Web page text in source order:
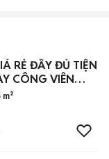
RẺ ĐẦY ĐỦ TIỆN
CÔNG VIÊN
m²